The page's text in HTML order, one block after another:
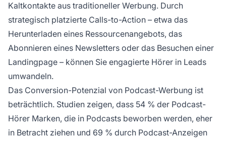
Kaltkontakte aus traditioneller Werbung. Durch
strategisch platzierte Calls-to-Action – etwa das
Herunterladen eines Ressourcenangebots, das
Abonnieren eines Newsletters oder das Besuchen einer
Landingpage – können Sie engagierte Hörer in Leads
umwandeln.
Das Conversion-Potenzial von Podcast-Werbung ist
beträchtlich. Studien zeigen, dass 54 % der Podcast-
Hörer Marken, die in Podcasts beworben werden, eher
in Betracht ziehen und 69 % durch Podcast-Anzeigen